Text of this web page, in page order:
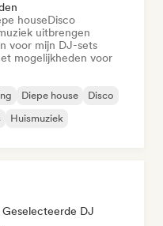
houseDisco
uitbrengen
voor mijn DJ-sets
mogelijkheden voor
Diepe house
Disco
Huismuziek
Geselecteerde DJ